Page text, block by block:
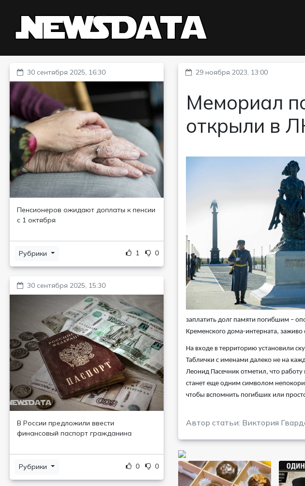
30 сентября 2025, 16:30
Пенсионеров ожидают доплаты к пенсии
с 1 октября
Рубрики 1 0
30 сентября 2025, 15:30
В России предложили ввести
финансовый паспорт гражданина
Рубрики 0 0
29 ноября 2023, 13:00
Мемориал
открыли в
заплатить долг памяти погибшим –
Кременского дома-интерната,
На входе в территорию установили
Таблички с именами далеко не на
Леонид Пасечник отметил, что
станет еще одним символом
чтобы вспомнить погибших или
Автор статьи: Виктория